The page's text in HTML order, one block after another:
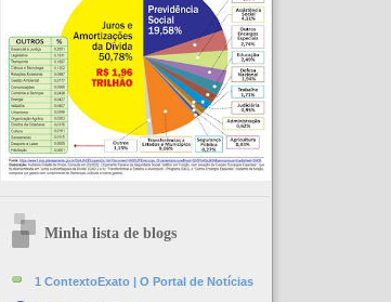
Minha lista de blogs
1 ContextoExato | O Portal de Notícias